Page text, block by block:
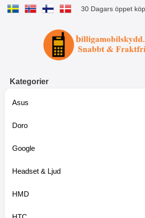
30 Dagars öppet köp
Startsidan för
Kategorier
Asus
Doro
Google
Headset & Ljud
HMD